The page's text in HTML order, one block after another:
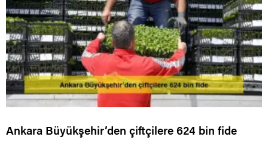
Ankara Büyükşehir’den çiftçilere 624 bin fide